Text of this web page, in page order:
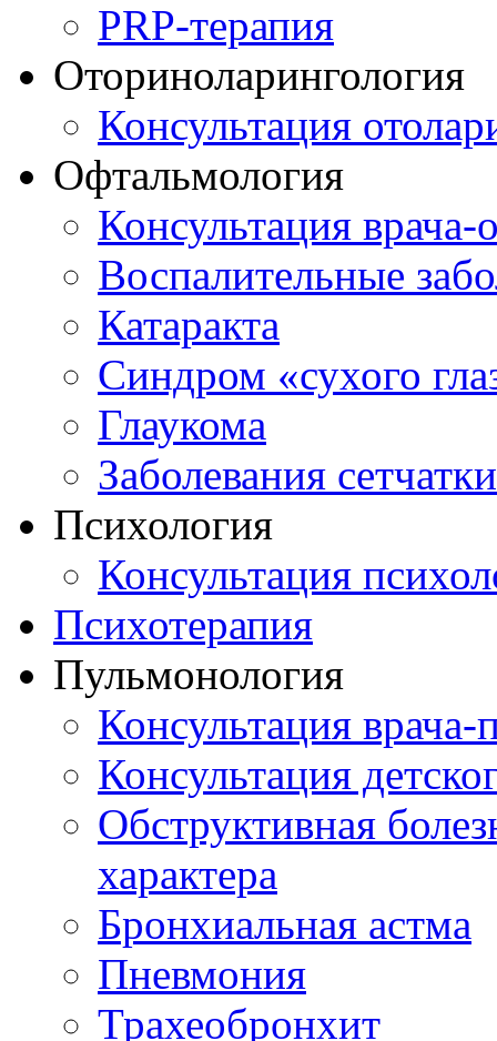
PRP-терапия
Оториноларингология
Консультация
Офтальмология
Консультация врача-
Воспалительные
Катаракта
Синдром «сухого
Глаукома
Заболевания сетчатки
Психология
Консультация
Психотерапия
Пульмонология
Консультация врача-
Консультация
Обструктивная
характера
Бронхиальная астма
Пневмония
Трахеобронхит